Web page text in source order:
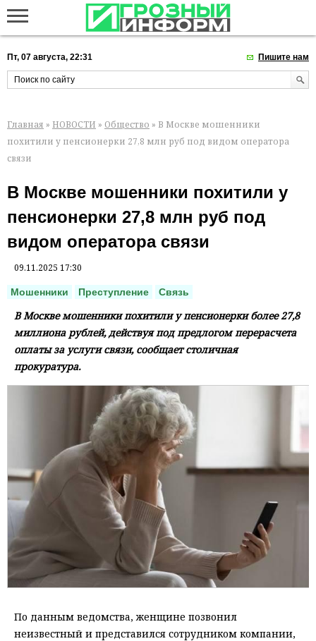
Пт, 07 августа, 22:31 Пишите нам
Главная » НОВОСТИ » Общество » В Москве мошенники
похитили у пенсионерки 27,8 млн руб под видом оператора
связи
В Москве мошенники похитили у
пенсионерки 27,8 млн руб под
видом оператора связи
09.11.2025 17:30
Мошенники Преступление Связь
В Москве мошенники похитили у пенсионерки более 27,8
миллиона рублей, действуя под предлогом перерасчета
оплаты за услуги связи, сообщает столичная
прокуратура.
По данным ведомства, женщине позвонил
неизвестный и представился сотрудником компании,